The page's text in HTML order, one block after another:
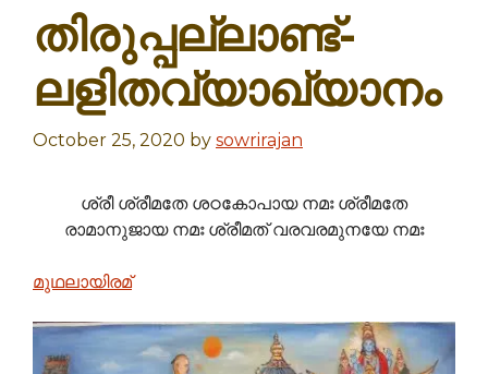
തിരുപ്പല്ലാണ്ട്-
ലളിതവ്യാഖ്യാനം
October 25, 2020 by sowrirajan
ശ്രീ ശ്രീമതേ ശഠകോപായ നമഃ ശ്രീമതേ
രാമാനുജായ നമഃ ശ്രീമത് വരവരമുനയേ നമഃ
മുഥലായിരമ്